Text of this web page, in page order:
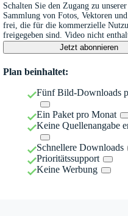
Schalten Sie den Zugang zu unserer
Sammlung von Fotos, Vektoren
frei, die für die kommerzielle
freigegeben sind. Video nicht
Jetzt abonnieren
Plan beinhaltet:
Fünf Bild-Downloads
Ein Paket pro Monat
Keine Quellenangabe
Schnellere Downloads
Prioritätssupport
Keine Werbung